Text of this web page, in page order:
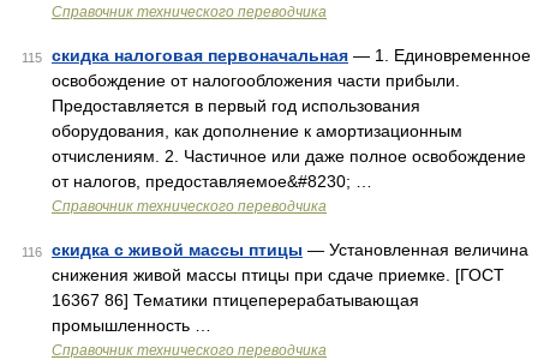
Справочник технического переводчика
115 скидка налоговая первоначальная — 1. Единовременное
освобождение от налогообложения части прибыли.
Предоставляется в первый год использования
оборудования, как дополнение к амортизационным
отчислениям. 2. Частичное или даже полное освобождение
от налогов, предоставляемое&#8230; …
Справочник технического переводчика
116 скидка с живой массы птицы — Установленная величина
снижения живой массы птицы при сдаче приемке. [ГОСТ
16367 86] Тематики птицеперерабатывающая
промышленность …
Справочник технического переводчика